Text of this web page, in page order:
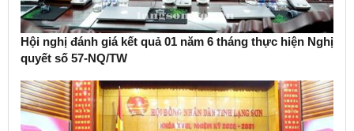
Hội nghị đánh giá kết quả 01 năm 6 tháng thực hiện Nghị
quyết số 57-NQ/TW